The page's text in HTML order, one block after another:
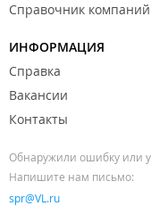
Справочник компаний
ИНФОРМАЦИЯ
Справка
Вакансии
Контакты
Обнаружили ошибку или
Напишите нам письмо:
spr@VL.ru